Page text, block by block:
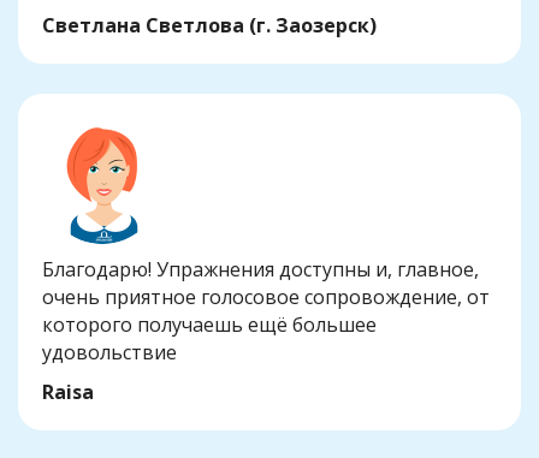
Светлана Светлова (г. Заозерск)
Благодарю! Упражнения доступны и, главное,
очень приятное голосовое сопровождение, от
которого получаешь ещё большее
удовольствие
Raisa